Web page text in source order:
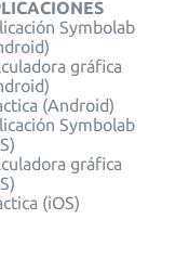
Symbolab
gráfica
(Android)
Symbolab
gráfica
(iOS)